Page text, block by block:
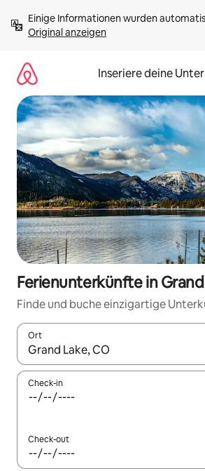
Inhalten
springenOriginal anzeigen
Inseriere deine
Ferienunterkünfte in
Finde und buche einzigartige
Ort
Wenn Ergebnisse verfügbar sind,
Check-in
Check-out